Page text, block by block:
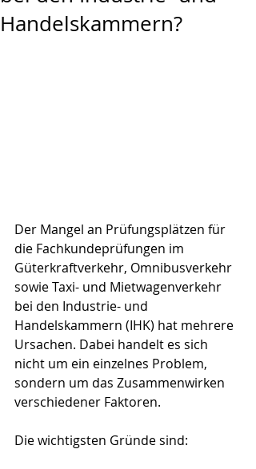
Handelskammern?
Der Mangel an Prüfungsplätzen für
die Fachkundeprüfungen im
Güterkraftverkehr, Omnibusverkehr
sowie Taxi- und Mietwagenverkehr
bei den Industrie- und
Handelskammern (IHK) hat mehrere
Ursachen. Dabei handelt es sich
nicht um ein einzelnes Problem,
sondern um das Zusammenwirken
verschiedener Faktoren.
Die wichtigsten Gründe sind: